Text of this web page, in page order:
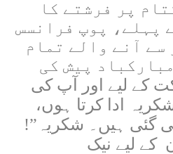
پر فرشتے کا
پہلے، پوپ فرانسس
سے آنے والے تمام
پیش کی
کے لیے اور آپ کی
ادا کرتا ہوں،
گئی ہیں۔ شکریہ !”
کے لیے نیک